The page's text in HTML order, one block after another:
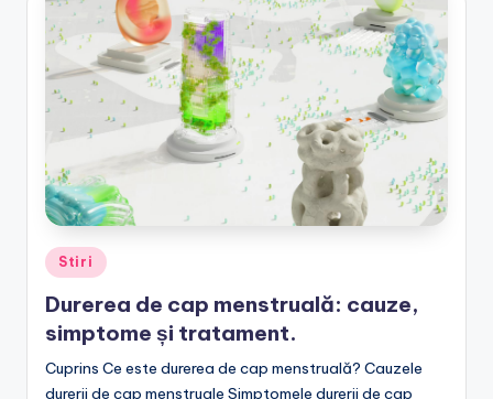
Posted
in
Stiri
Durerea de cap menstruală: cauze,
simptome și tratament.
Cuprins Ce este durerea de cap menstruală? Cauzele
durerii de cap menstruale Simptomele durerii de cap